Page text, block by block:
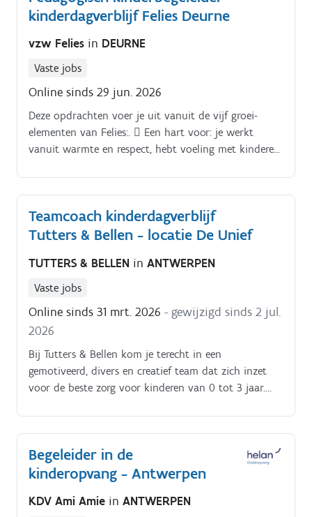
kinderdagverblijf Felies Deurne
vzw Felies in DEURNE
Vaste jobs
Online sinds 29 jun. 2026
Deze opdrachten voer je uit vanuit de vijf groei-
elementen van Felies:.  Een hart voor: je werkt
vanuit warmte en respect, hebt voeling met kinderen
veiligheid, met extra aandacht voor draagkracht van
de kinderbegeleiders  Kansen: je stimuleert groei
vanuit empoweren, reflectie en heldere feedback 
kinderbegeleiders, kinderen, ouders, collega’s &
externe partners en werkt nauw samen met het team
Uniek: je werkt op maat van elke opvanglocatie en
begeleider, met respect voor ieders tempo,
achtergrond en talenten
Teamcoach kinderdagverblijf
Tutters & Bellen - locatie De Unief
TUTTERS & BELLEN in ANTWERPEN
Vaste jobs
Online sinds 31 mrt. 2026 - gewijzigd sinds 2 jul.
2026
Bij Tutters & Bellen kom je terecht in een
gemotiveerd, divers en creatief team dat zich inzet
voor de beste zorg voor kinderen van 0 tot 3 jaar.
ondersteuners, administratieve helden tot
teamcoaches en verantwoordelijken, samen zorgen we
op meerdere locaties in Antwerpen voor een
liefdevolle en veilige omgeving waarin kinderen
Begeleider in de
kinderopvang - Antwerpen
KDV Ami Amie in ANTWERPEN